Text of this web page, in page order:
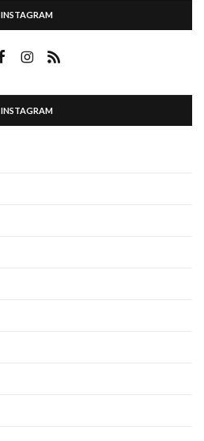
INSTAGRAM
INSTAGRAM